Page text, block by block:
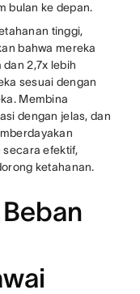
bulan ke depan.
tinggi,
bahwa mereka
2,7x lebih
sesuai dengan
Membina
dengan jelas, dan
secara efektif,
ketahanan.